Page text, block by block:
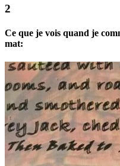
Ce que je vois quand je
mat: